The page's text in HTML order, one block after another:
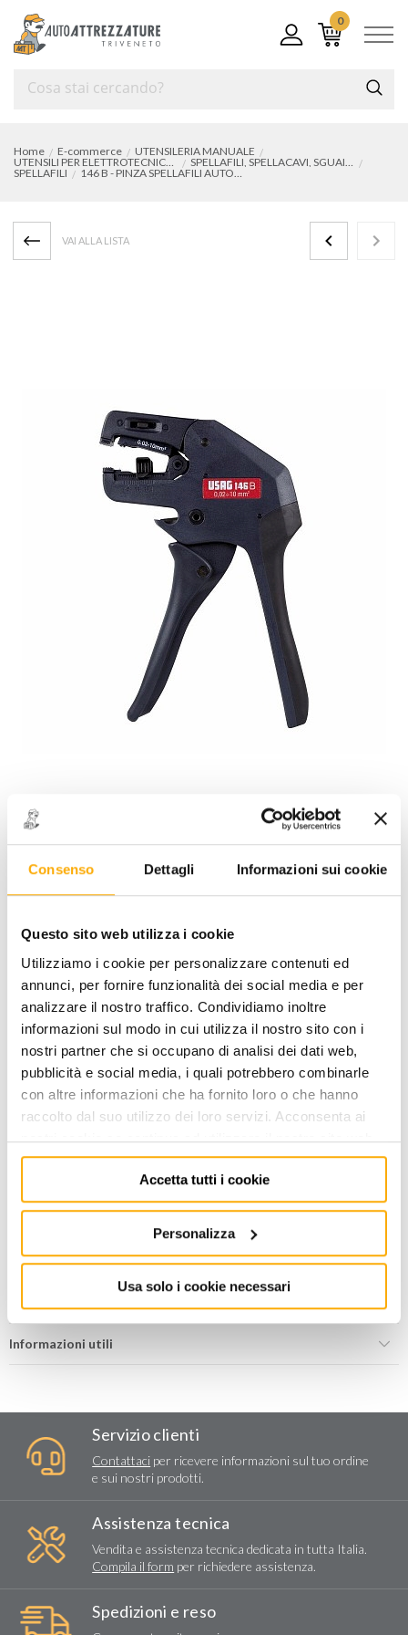
Consenso Dettagli Informazioni sui cookie
Questo sito web utilizza i cookie
Utilizziamo i cookie per personalizzare contenuti ed
annunci, per fornire funzionalità dei social media e per
analizzare il nostro traffico. Condividiamo inoltre
informazioni sul modo in cui utilizza il nostro sito con i
nostri partner che si occupano di analisi dei dati web,
pubblicità e social media, i quali potrebbero combinarle
con altre informazioni che ha fornito loro o che hanno
raccolto dal suo utilizzo dei loro servizi. Acconsenta ai
nostri cookie se continua ad utilizzare il nostro sito web.
Accetta tutti i cookie
Personalizza
Usa solo i cookie necessari
0
Home E-commerce
UTENSILERIA MANUALE
UTENSILI PER ELETTROTECNICA, ELETTRONICA E MICROMECCANICA
SPELLAFILI, SPELLACAVI, SGUAINACAVI
SPELLAFILI
146 B - PINZA SPELLAFILI AUTOMATICA PIEGATA 90°
VAI ALLA LISTA
146 B - PINZA SPELLAFILI
AUTOMATICA PIEGATA 90°
PREZZO INTERNET
€99,00
Disponibile -4 PZ
AGGIUNGI AL CARRELLO
Informazioni utili
Servizio clienti
Contattaci per ricevere informazioni sul tuo ordine
e sui nostri prodotti.
Assistenza tecnica
Vendita e assistenza tecnica dedicata in tutta Italia.
Compila il form per richiedere assistenza.
Spedizioni e reso